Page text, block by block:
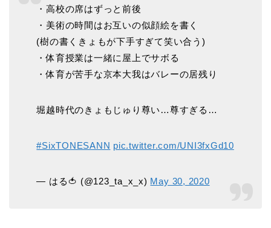
・高校の席はずっと前後
・美術の時間はお互いの似顔絵を書く
(樹の書くきょもが下手すぎて笑い合う)
・体育授業は一緒に屋上でサボる
・体育が苦手な京本大我はバレーの居残り
堀越時代のきょもじゅり尊い…尊すぎる…
#SixTONESANN pic.twitter.com/UNI3fxGd10
— はる🍅 (@123_ta_x_x) May 30, 2020